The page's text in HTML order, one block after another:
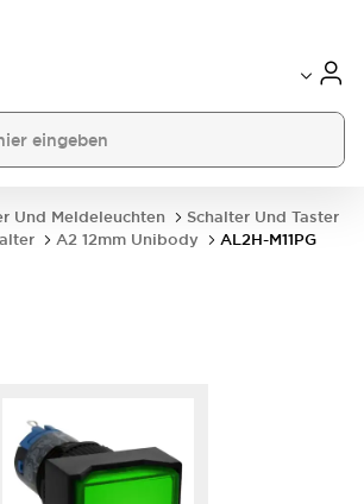
Und Meldeleuchten
Schalter Und Taster
A2 12mm Unibody AL2H-M11PG